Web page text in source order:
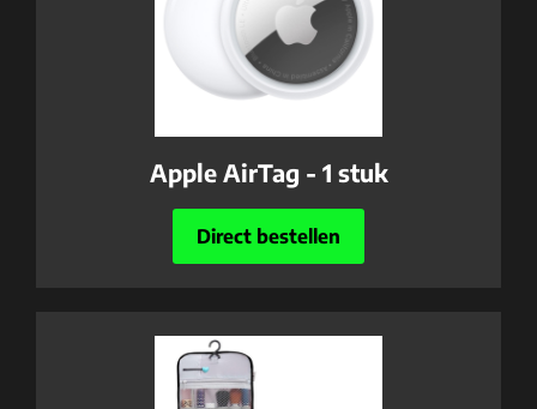
Apple AirTag - 1 stuk
Direct bestellen